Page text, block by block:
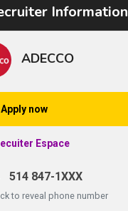
Information
ADECCO
Apply now
Espace
514 847-1XXX
to reveal phone number